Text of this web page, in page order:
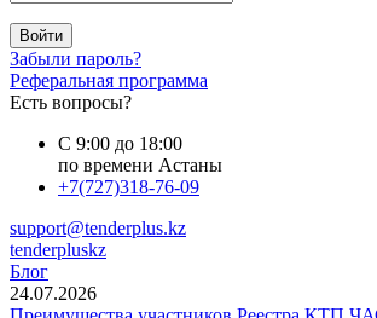
Войти
Забыли пароль?
Реферальная программа
Есть вопросы?
С 9:00 до 18:00
по времени Астаны
+7(727)318-76-09
support@tenderplus.kz
tenderpluskz
Блог
24.07.2026